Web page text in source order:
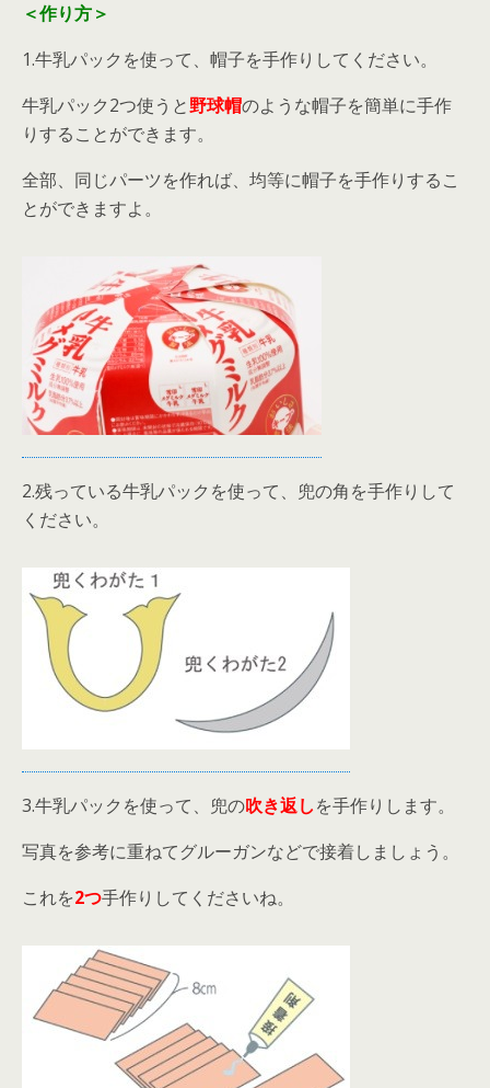
＜作り方＞
1.牛乳パックを使って、帽子を手作りしてください。
牛乳パック2つ使うと野球帽のような帽子を簡単に手作
りすることができます。
全部、同じパーツを作れば、均等に帽子を手作りするこ
とができますよ。
2.残っている牛乳パックを使って、兜の角を手作りして
ください。
3.牛乳パックを使って、兜の吹き返しを手作りします。
写真を参考に重ねてグルーガンなどで接着しましょう。
これを2つ手作りしてくださいね。